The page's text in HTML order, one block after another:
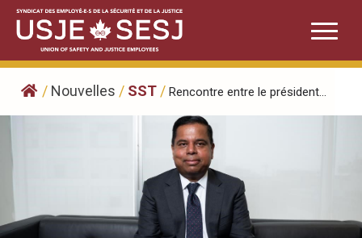
Skip
content
/ Nouvelles / SST / Rencontre entre le président...